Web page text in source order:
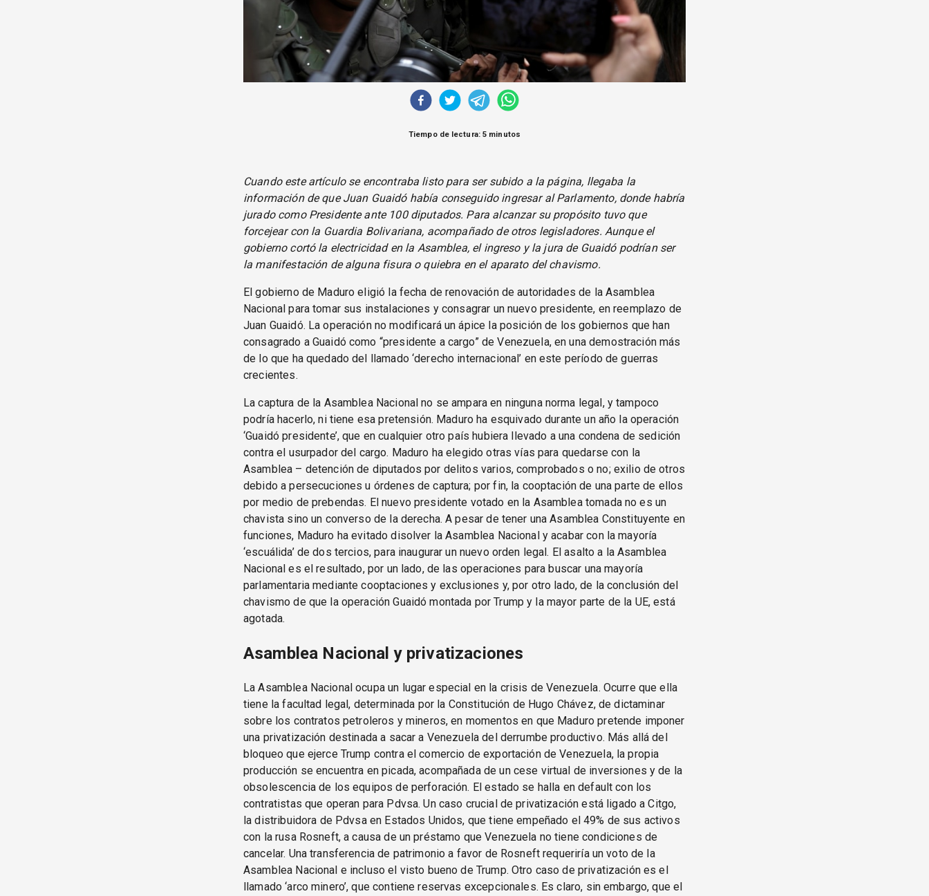
Tiempo de lectura: 5 minutos
Cuando este artículo se encontraba listo para ser subido a la página, llegaba la
información de que Juan Guaidó había conseguido ingresar al Parlamento, donde habría
jurado como Presidente ante 100 diputados. Para alcanzar su propósito tuvo que
forcejear con la Guardia Bolivariana, acompañado de otros legisladores. Aunque el
gobierno cortó la electricidad en la Asamblea, el ingreso y la jura de Guaidó podrían ser
la manifestación de alguna fisura o quiebra en el aparato del chavismo.
El gobierno de Maduro eligió la fecha de renovación de autoridades de la Asamblea
Nacional para tomar sus instalaciones y consagrar un nuevo presidente, en reemplazo de
Juan Guaidó. La operación no modificará un ápice la posición de los gobiernos que han
consagrado a Guaidó como “presidente a cargo” de Venezuela, en una demostración más
de lo que ha quedado del llamado ‘derecho internacional’ en este período de guerras
crecientes.
La captura de la Asamblea Nacional no se ampara en ninguna norma legal, y tampoco
podría hacerlo, ni tiene esa pretensión. Maduro ha esquivado durante un año la operación
‘Guaidó presidente’, que en cualquier otro país hubiera llevado a una condena de sedición
contra el usurpador del cargo. Maduro ha elegido otras vías para quedarse con la
Asamblea – detención de diputados por delitos varios, comprobados o no; exilio de otros
debido a persecuciones u órdenes de captura; por fin, la cooptación de una parte de ellos
por medio de prebendas. El nuevo presidente votado en la Asamblea tomada no es un
chavista sino un converso de la derecha. A pesar de tener una Asamblea Constituyente en
funciones, Maduro ha evitado disolver la Asamblea Nacional y acabar con la mayoría
‘escuálida’ de dos tercios, para inaugurar un nuevo orden legal. El asalto a la Asamblea
Nacional es el resultado, por un lado, de las operaciones para buscar una mayoría
parlamentaria mediante cooptaciones y exclusiones y, por otro lado, de la conclusión del
chavismo de que la operación Guaidó montada por Trump y la mayor parte de la UE, está
agotada.
Asamblea Nacional y privatizaciones
La Asamblea Nacional ocupa un lugar especial en la crisis de Venezuela. Ocurre que ella
tiene la facultad legal, determinada por la Constitución de Hugo Chávez, de dictaminar
sobre los contratos petroleros y mineros, en momentos en que Maduro pretende imponer
una privatización destinada a sacar a Venezuela del derrumbe productivo. Más allá del
bloqueo que ejerce Trump contra el comercio de exportación de Venezuela, la propia
producción se encuentra en picada, acompañada de un cese virtual de inversiones y de la
obsolescencia de los equipos de perforación. El estado se halla en default con los
contratistas que operan para Pdvsa. Un caso crucial de privatización está ligado a Citgo,
la distribuidora de Pdvsa en Estados Unidos, que tiene empeñado el 49% de sus activos
con la rusa Rosneft, a causa de un préstamo que Venezuela no tiene condiciones de
cancelar. Una transferencia de patrimonio a favor de Rosneft requeriría un voto de la
Asamblea Nacional e incluso el visto bueno de Trump. Otro caso de privatización es el
llamado ‘arco minero’, que contiene reservas excepcionales. Es claro, sin embargo, que el